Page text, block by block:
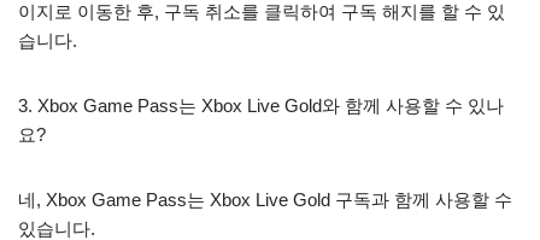
이지로 이동한 후, 구독 취소를 클릭하여 구독 해지를 할 수 있
습니다.
3. Xbox Game Pass는 Xbox Live Gold와 함께 사용할 수 있나
요?
네, Xbox Game Pass는 Xbox Live Gold 구독과 함께 사용할 수
있습니다.